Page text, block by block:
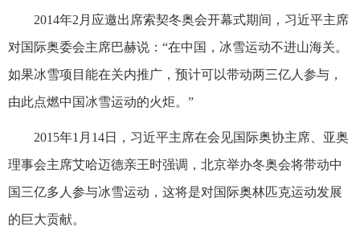
2014年2月应邀出席索契冬奥会开幕式期间，习近平主席
对国际奥委会主席巴赫说：“在中国，冰雪运动不进山海关。
如果冰雪项目能在关内推广，预计可以带动两三亿人参与，
由此点燃中国冰雪运动的火炬。”
2015年1月14日，习近平主席在会见国际奥协主席、亚奥
理事会主席艾哈迈德亲王时强调，北京举办冬奥会将带动中
国三亿多人参与冰雪运动，这将是对国际奥林匹克运动发展
的巨大贡献。